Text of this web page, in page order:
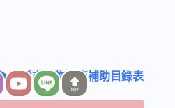
縣市寵物絕育補助目錄表
TOP